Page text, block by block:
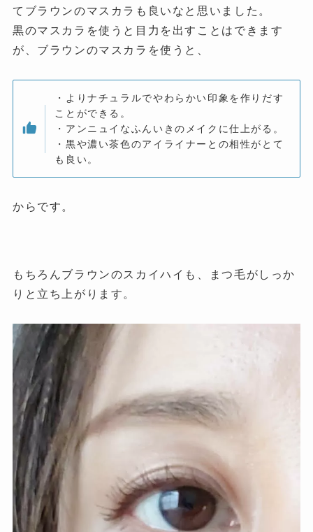
てブラウンのマスカラも良いなと思いました。
黒のマスカラを使うと目力を出すことはできます
が、ブラウンのマスカラを使うと、
・よりナチュラルでやわらかい印象を作りだす
ことができる。
・アンニュイなふんいきのメイクに仕上がる。
・黒や濃い茶色のアイライナーとの相性がとて
も良い。
からです。
もちろんブラウンのスカイハイも、まつ毛がしっか
りと立ち上がります。